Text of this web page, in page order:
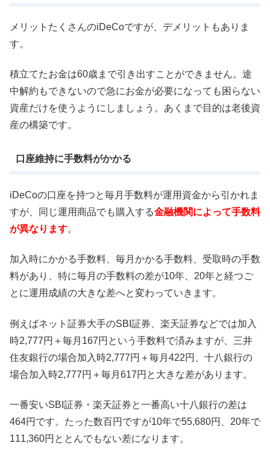
メリットたくさんのiDeCoですが、デメリットもありま
す。
積立てたお金は60歳まで引き出すことができません。途
中解約もできないので急にお金が必要になっても困らない
資産だけを使うようにしましょう。あくまで目的は老後資
産の構築です。
口座維持に手数料がかかる
iDeCoの口座を持つと毎月手数料が運用資金から引かれま
すが、同じ運用商品でも購入する金融機関によって手数料
が異なります。
加入時にかかる手数料、毎月かかる手数料、受取時の手数
料があり、特に毎月の手数料の差が10年、20年と経つご
とに運用成績の大きな差へと変わっていきます。
例えばネット証券大手のSBI証券、楽天証券などでは加入
時2,777円＋毎月167円という手数料で済みますが、三井
住友銀行の場合加入時2,777円＋毎月422円、十八銀行の
場合加入時2,777円＋毎月617円と大きな差があります。
一番安いSBI証券・楽天証券と一番高い十八銀行の差は
464円です。たった数百円ですが10年で55,680円、20年で
111,360円ととんでもない差になります。